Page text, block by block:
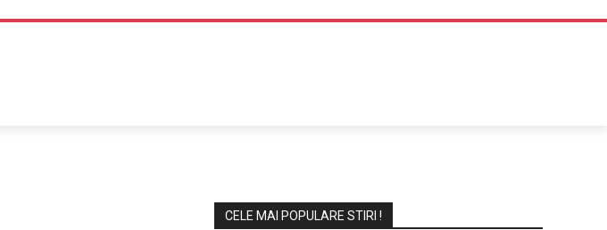
CELE MAI POPULARE STIRI !